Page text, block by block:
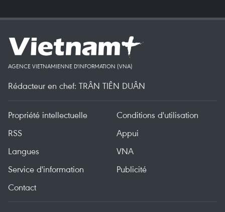
AGENCE VIETNAMIENNE D'INFORMATION (VNA)
Rédacteur en chef: TRÂN TIÊN DUÂN
Propriété intellectuelle
Conditions d'utilisation
RSS
Appui
Langues
VNA
Service d'information
Publicité
Contact